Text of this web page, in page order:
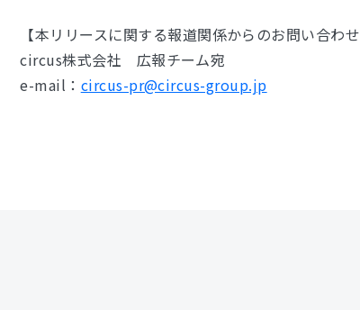
【本リリースに関する報道関係からのお問い合わせ
circus株式会社 広報チーム宛
e-mail： circus-pr@circus-group.jp